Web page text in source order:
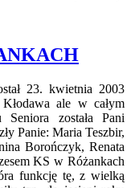
23. kwietnia 2003
ale w całym
została Pani
Panie: Maria Teszbir,
Borończyk, Renata
KS w Różankach
funkcję tę, z wielką